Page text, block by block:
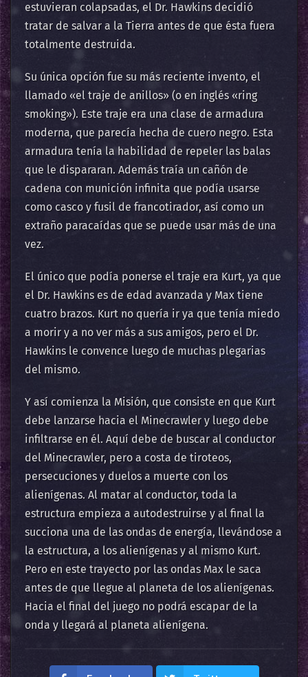
estuvieran colapsadas, el Dr. Hawkins decidió
tratar de salvar a la Tierra antes de que ésta fuera
totalmente destruida.
Su única opción fue su más reciente invento, el
llamado «el traje de anillos» (o en inglés «ring
smoking»). Este traje era una clase de armadura
moderna, que parecía hecha de cuero negro. Esta
armadura tenía la habilidad de repeler las balas
que le dispararan. Además traía un cañón de
cadena con munición infinita que podía usarse
como casco y fusil de francotirador, así como un
extraño paracaídas que se puede usar más de una
vez.
El único que podía ponerse el traje era Kurt, ya que
el Dr. Hawkins es de edad avanzada y Max tiene
cuatro brazos. Kurt no quería ir ya que tenía miedo
a morir y a no ver más a sus amigos, pero el Dr.
Hawkins le convence luego de muchas plegarias
del mismo.
Y así comienza la Misión, que consiste en que Kurt
debe lanzarse hacia el Minecrawler y luego debe
infiltrarse en él. Aquí debe de buscar al conductor
del Minecrawler, pero a costa de tiroteos,
persecuciones y duelos a muerte con los
alienígenas. Al matar al conductor, toda la
estructura empieza a autodestruirse y al final la
succiona una de las ondas de energía, llevándose a
la estructura, a los alienígenas y al mismo Kurt.
Pero en este trayecto por las ondas Max le saca
antes de que llegue al planeta de los alienígenas.
Hacia el final del juego no podrá escapar de la
onda y llegará al planeta alienígena.